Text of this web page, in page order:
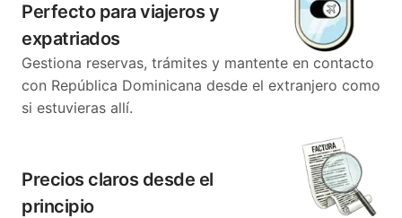
Perfecto para viajeros y
expatriados
Gestiona reservas, trámites y mantente en contacto
con República Dominicana desde el extranjero como
si estuvieras allí.
Precios claros desde el
principio